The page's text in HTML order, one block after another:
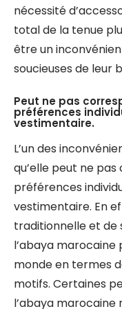
nécessité
total de la tenue
être un
soucieuses de leur
Peut ne pas
préférences
vestimentaire.
L’un des
qu’elle peut ne
préférences
vestimentaire. En
traditionnelle et de
l’abaya
monde en termes
motifs. Certaines
l’abaya